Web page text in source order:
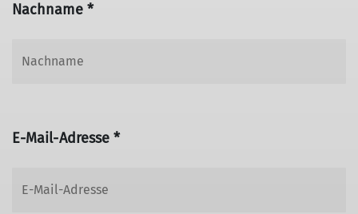
Nachname *
E-Mail-Adresse *